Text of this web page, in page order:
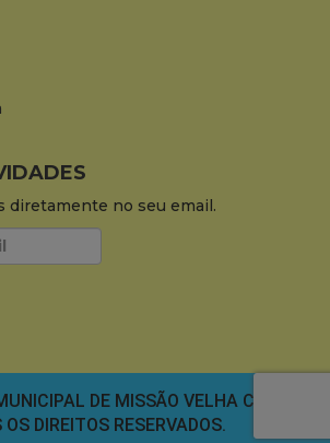
diretamente no seu email.
DE MISSÃO VELHA CEARÁ.
OS DIREITOS RESERVADOS.